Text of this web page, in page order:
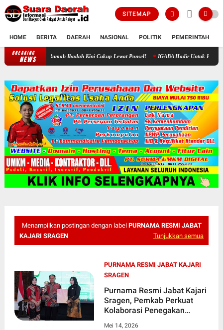
SITEMAP
HOME BERITA DAERAH NASIONAL POLITIK PEMERINTAH
BREAKING
NEWS
Bansos Rumah Ibadah Kini Cukup Lewat Ponsel! IGABA Hadir Untuk Perkuat
Menampilkan postingan dengan label PURNAMA RESMI JABAT
KAJARI SRAGEN
Tunjukkan semua
PURNAMA RESMI JABAT KAJARI
SRAGEN
Purnama Resmi Jabat Kajari
Sragen, Pemkab Perkuat
Kolaborasi Penegakan
Mei 14, 2026